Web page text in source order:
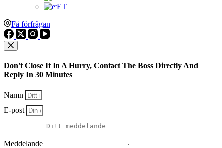
ET
Få förfrågan
Don't Close It In A Hurry, Contact The Boss Directly And
Reply In 30 Minutes
Namn
E-post
Meddelande